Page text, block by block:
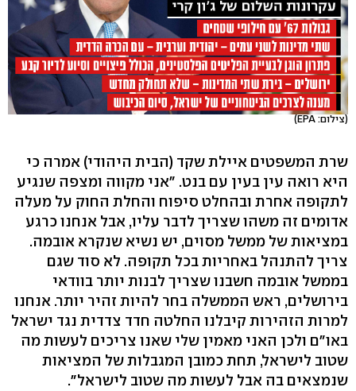
(צילום: EPA)
שרת המשפטים איילת שקד (הבית היהודי) אמרה כי
היא רואה עין בעין עם בנט. "אני מקווה ומצפה שנגיע
לתקופה אחרת ובהחלט סיפוח והחלת החוק על מעלה
אדומים זה משהו שצריך לדבר עליו, אבל אנחנו כרגע
במציאות של ממשל מסוים, יש נשיא שנקרא אובמה.
צריך להתנהל באחריות בכל תקופה. לא סוד שגם
בממשל אובמה חשבנו שצריך לבנות יותר בוודאי
בירושלים, ראש הממשלה בחר להיות זהיר יותר. אנחנו
למרות הזהירות קיבלנו החלטה חדד צדדית נגד ישראל
באו"ם ולכן האני מאמין שלי שאנו צריכים לעשות מה
שטוב לישראל, תחת כמובן המגבלות של המציאות
שנמצאים בה אבל לעשות מה שטוב לישראל".